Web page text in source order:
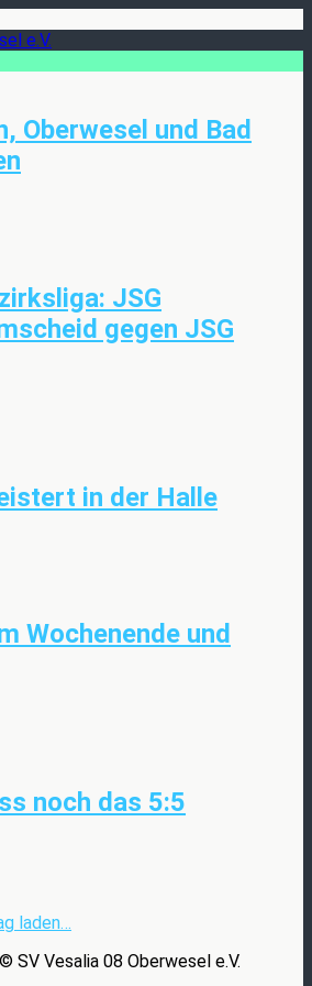
e.V.
Oberwesel und Bad
JSG
gegen JSG
in der Halle
Wochenende und
noch das 5:5
laden…
SV Vesalia 08 Oberwesel e.V.